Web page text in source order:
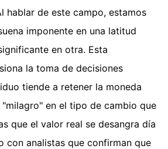
hablar de este campo, estamos
imponente en una latitud
en otra. Esta
la toma de decisiones
tiende a retener la moneda
en el tipo de cambio que
que el valor real se desangra día
con analistas que confirman que